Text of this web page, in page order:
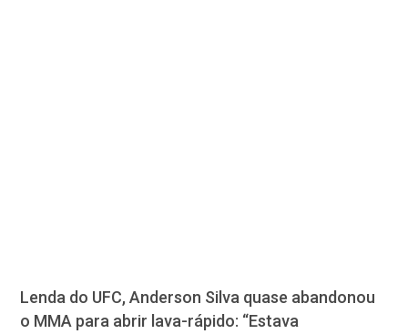
Lenda do UFC, Anderson Silva quase abandonou
o MMA para abrir lava-rápido: “Estava